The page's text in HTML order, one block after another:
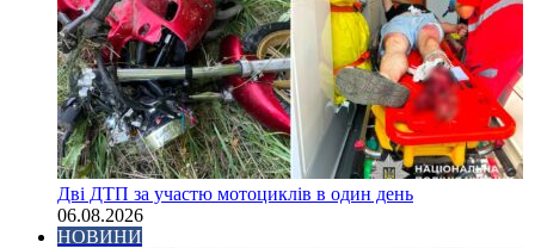
Дві ДТП за участю мотоциклів в один день
06.08.2026
НОВИНИ